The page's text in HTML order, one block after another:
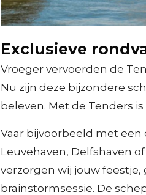
Exclusieve
Vroeger vervoerden de
Nu zijn deze bijzondere
beleven. Met de Tenders
Vaar bijvoorbeeld met een
Leuvehaven, Delfshaven
verzorgen wij jouw
brainstormsessie. De